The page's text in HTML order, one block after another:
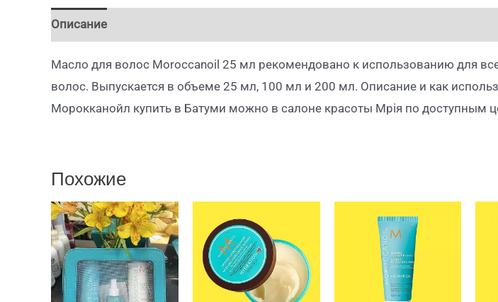
Описание
Масло для волос Moroccanoil 25 мл рекомендовано к использованию для
волос. Выпускается в объеме 25 мл, 100 мл и 200 мл. Описание и как
Морокканойл купить в Батуми можно в салоне красоты Мрiя по доступным
Похожие